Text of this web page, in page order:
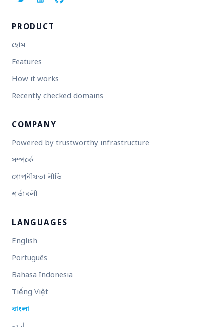
PRODUCT
হোম
Features
How it works
Recently checked domains
COMPANY
Powered by trustworthy infrastructure
সম্পর্কে
গোপনীয়তা নীতি
শর্তাবলী
LANGUAGES
English
Português
Bahasa Indonesia
Tiếng Việt
বাংলা